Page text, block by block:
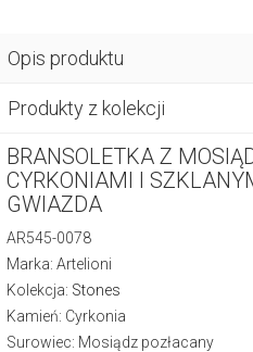
Opis produktu
Produkty z kolekcji
BRANSOLETKA Z
CYRKONIAMI I
GWIAZDA
AR545-0078
Marka: Artelioni
Kolekcja: Stones
Kamień: Cyrkonia
Surowiec: Mosiądz pozłacany